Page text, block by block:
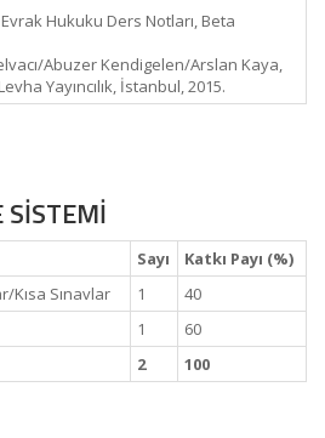
Hukuku Ders Notları, Beta
Abuzer Kendigelen/Arslan Kaya,
Yayıncılık, İstanbul, 2015.
SİSTEMİ
Sayı
Katkı Payı (%)
Kısa Sınavlar
1
40
1
60
2 100